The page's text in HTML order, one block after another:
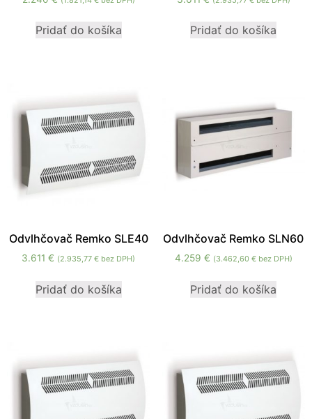
Pridať do košíka Pridať do košíka
Odvlhčovač Remko SLE40
3.611€ (2.935,77€ bez DPH)
Pridať do košíka
Odvlhčovač Remko SLN60
4.259 € (3.462,60 €bez DPH)
Pridať do košíka
as possible
visit. If you
Marketing
Aby naša
stránka
čo
Ak tieto
cookie
zmiznú.